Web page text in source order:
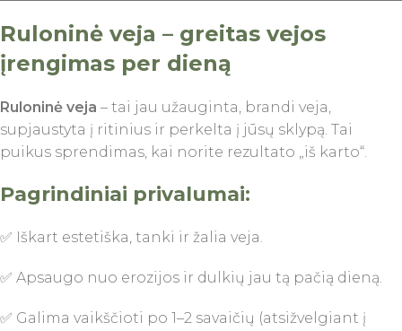
Ruloninė veja – greitas vejos
įrengimas per dieną
Ruloninė veja – tai jau užauginta, brandi veja,
supjaustyta į ritinius ir perkelta į jūsų sklypą. Tai
puikus sprendimas, kai norite rezultato „iš karto“.
Pagrindiniai privalumai:
✅ Iškart estetiška, tanki ir žalia veja.
✅ Apsaugo nuo erozijos ir dulkių jau tą pačią dieną.
✅ Galima vaikščioti po 1–2 savaičių (atsižvelgiant į